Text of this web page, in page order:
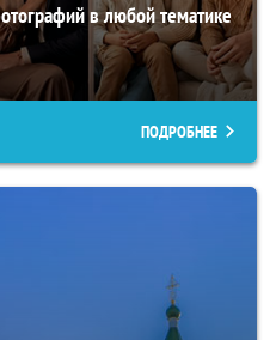
в любой тематике
ПОДРОБНЕЕ